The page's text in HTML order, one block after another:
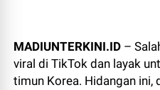
MADIUNTERKINI.ID –
viral di TikTok dan layak
timun Korea. Hidangan ini,